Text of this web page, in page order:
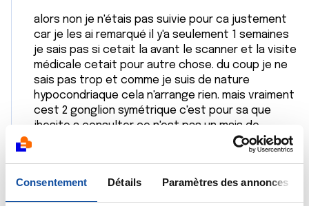
Consentement Détails Paramètres des annonces
alors non je n'étais pas suivie pour ca justement
car je les ai remarqué il y'a seulement 1 semaines
je sais pas si cetait la avant le scanner et la visite
médicale cetait pour autre chose. du coup je ne
sais pas trop et comme je suis de nature
hypocondriaque cela n'arrange rien. mais vraiment
cest 2 gonglion symétrique c'est pour sa que
jhesite a consulter ce n'est pas un mais de